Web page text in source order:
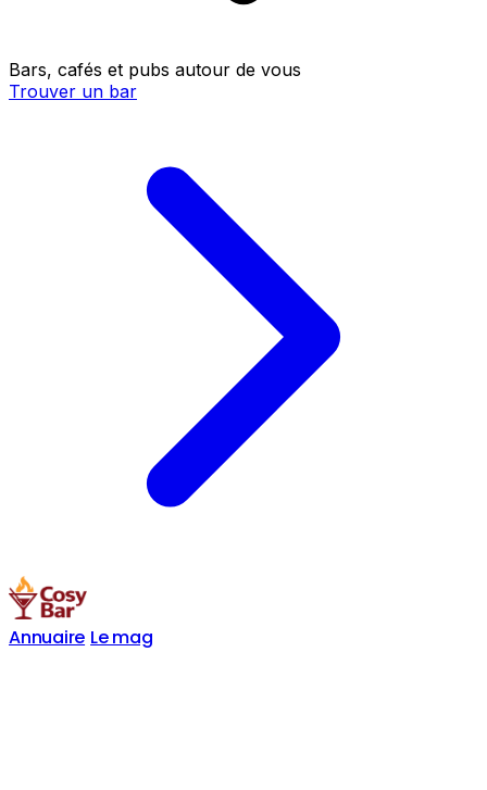
Bars, cafés et pubs autour de vous
Trouver un bar
Annuaire Le mag